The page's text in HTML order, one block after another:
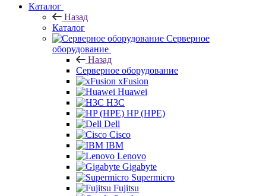
Каталог
Назад
Каталог
Серверное
оборудование
Назад
Серверное оборудование
xFusion
Huawei
H3C
HP (HPE)
Dell
Cisco
IBM
Lenovo
Gigabyte
Supermicro
Fujitsu